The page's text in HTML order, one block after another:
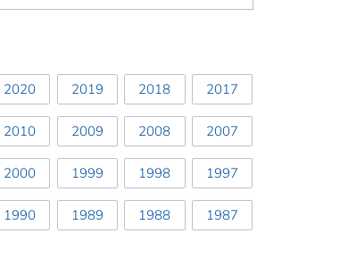
2020 2019 2018 2017
2010 2009 2008 2007
2000 1999 1998 1997
1990 1989 1988 1987